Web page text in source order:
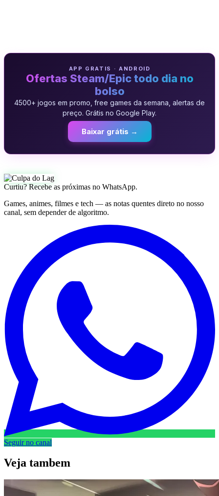
APP GRATIS · ANDROID
Ofertas Steam/Epic todo dia no
bolso
4500+ jogos em promo, free games da semana, alertas de
preço. Grátis no Google Play.
Baixar grátis →
Curtiu? Recebe as próximas no WhatsApp.
Games, animes, filmes e tech — as notas quentes direto no nosso
canal, sem depender de algoritmo.
Seguir no canal
Veja tambem